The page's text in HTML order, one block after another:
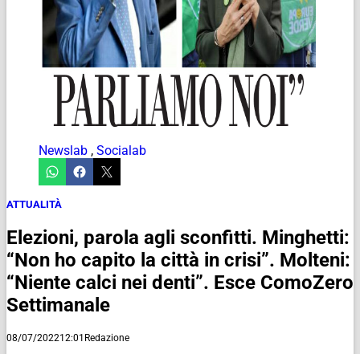
Newslab , Socialab
ATTUALITÀ
Elezioni, parola agli sconfitti. Minghetti:
“Non ho capito la città in crisi”. Molteni:
“Niente calci nei denti”. Esce ComoZero
Settimanale
08/07/202212:01 Redazione